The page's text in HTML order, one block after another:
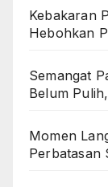
Kebakaran
Hebohkan
Semangat
Belum
Momen
Perbatasan